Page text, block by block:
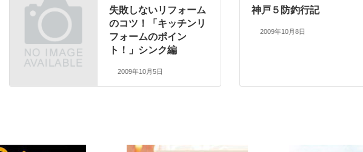
失敗しないリフォーム
のコツ！「キッチンリ
フォームのポイン
ト！」シンク編
2009年10月5日
神戸５防釣行記
2009年10月8日